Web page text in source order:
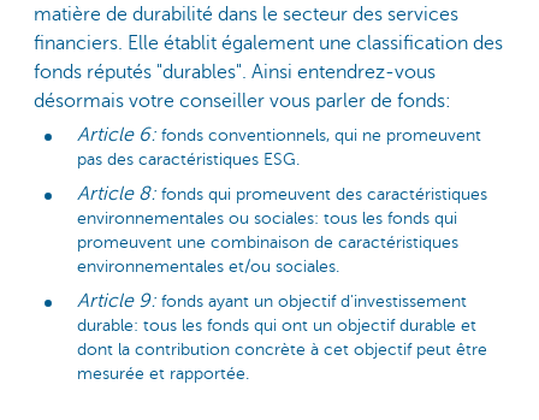
matière de durabilité dans le secteur des services
financiers. Elle établit également une classification des
fonds réputés "durables". Ainsi entendrez-vous
désormais votre conseiller vous parler de fonds:
Article 6: fonds conventionnels, qui ne promeuvent
pas des caractéristiques ESG.
Article 8: fonds qui promeuvent des caractéristiques
environnementales ou sociales: tous les fonds qui
promeuvent une combinaison de caractéristiques
environnementales et/ou sociales.
Article 9: fonds ayant un objectif d'investissement
durable: tous les fonds qui ont un objectif durable et
dont la contribution concrète à cet objectif peut être
mesurée et rapportée.